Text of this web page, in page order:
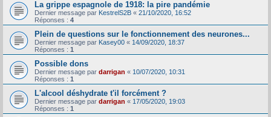
La grippe espagnole de 1918: la pire pandémie
Dernier message par KestrelS2B « 21/10/2020, 16:52
Réponses : 4
Plein de questions sur le fonctionnement des neurones...
Dernier message par Kasey00 « 14/09/2020, 18:37
Réponses : 1
Possible dons
Dernier message par darrigan « 10/07/2020, 10:31
Réponses : 1
L'alcool déshydrate t'il forcément ?
Dernier message par darrigan « 17/05/2020, 19:03
Réponses : 1